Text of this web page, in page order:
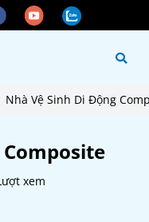
Nhà Vệ Sinh Di Động
xem